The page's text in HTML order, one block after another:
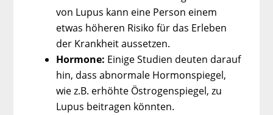
von Lupus kann eine Person einem
etwas höheren Risiko für das Erleben
der Krankheit aussetzen.
Hormone: Einige Studien deuten darauf
hin, dass abnormale Hormonspiegel,
wie z.B. erhöhte Östrogenspiegel, zu
Lupus beitragen könnten.